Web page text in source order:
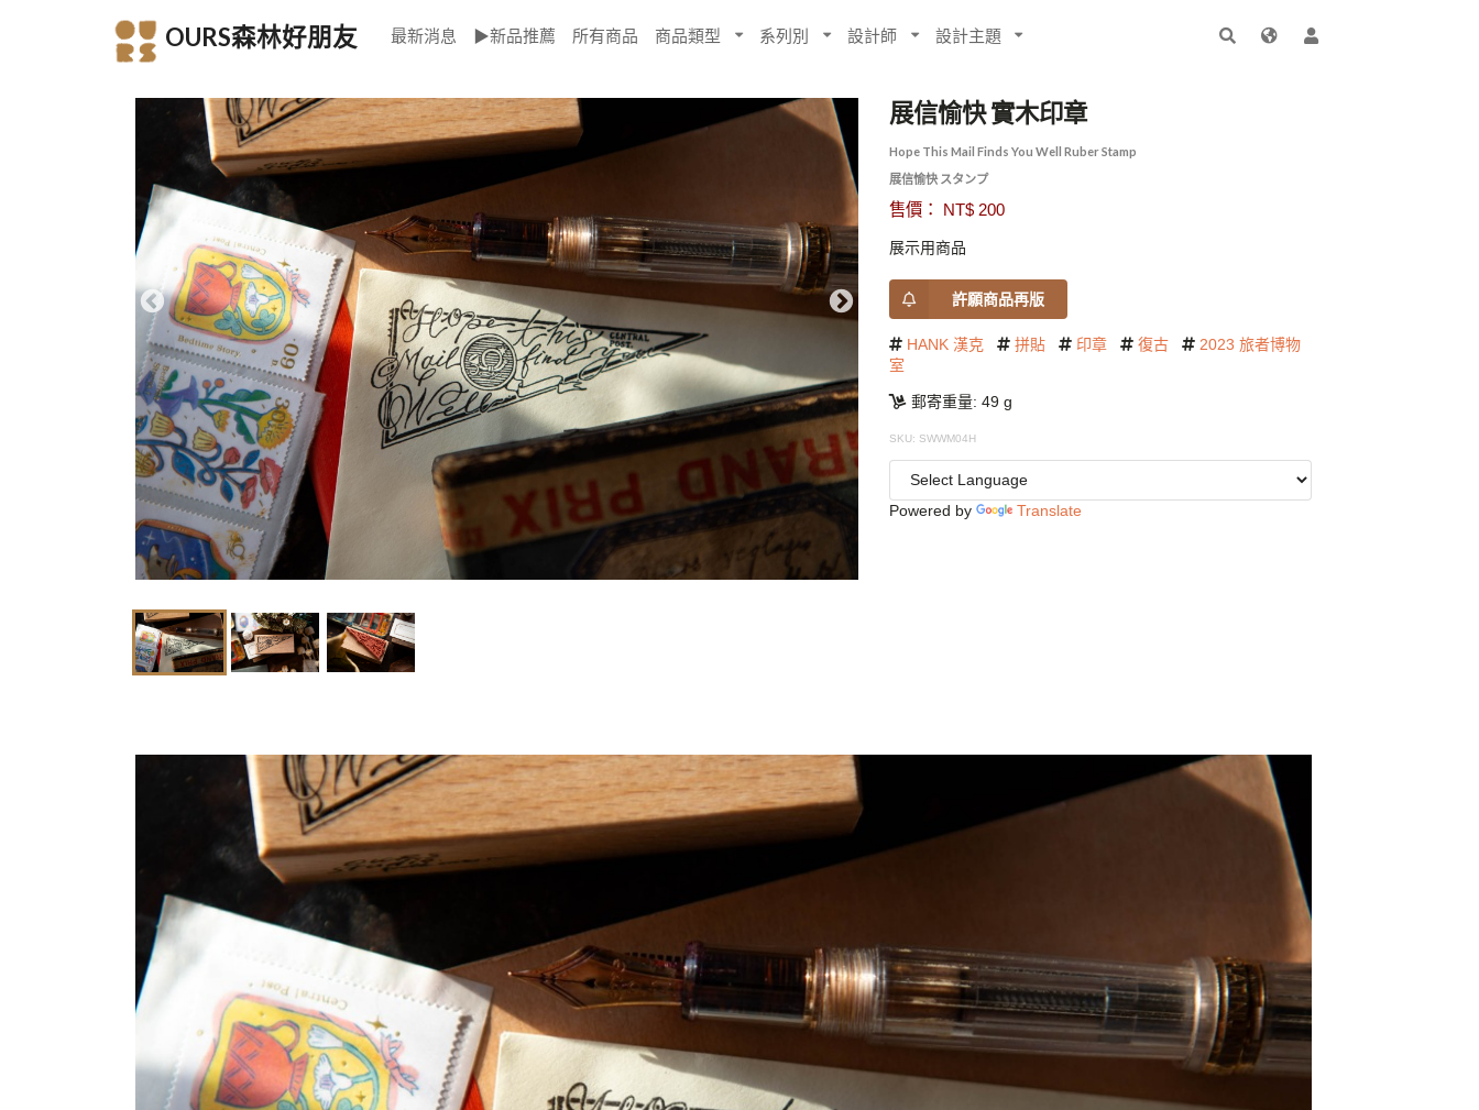
OURS森林好朋友 最新消息 ▶新品推薦 所有商品 商品類型 系列別 設計師 設計主題
展信愉快 實木印章
Hope This Mail Finds You Well Ruber Stamp
展信愉快 スタンプ
售價： NT$ 200
展示用商品
許願商品再版
HANK 漢克 拼貼 印章 復古
2023 旅者博物
室
郵寄重量: 49 g
SKU: SWWM04H
Powered by Translate